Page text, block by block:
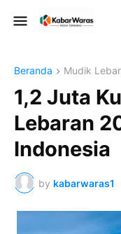
Beranda Mudik
1,2 Juta
Lebaran
Indonesia
by kabarwaras1